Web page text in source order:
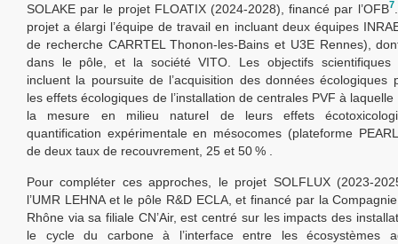
SOLAKE par le projet FLOATIX (2024-2028), financé par l’OFB7
projet a élargi l’équipe de travail en incluant deux équipes
de recherche CARRTEL Thonon-les-Bains et U3E Rennes),
dans le pôle, et la société VITO. Les objectifs scientifiques
incluent la poursuite de l’acquisition des données écologiques
les effets écologiques de l’installation de centrales PVF à
la mesure en milieu naturel de leurs effets
quantification expérimentale en mésocomes (plateforme PEARL
de deux taux de recouvrement, 25 et 50 % .
Pour compléter ces approches, le projet SOLFLUX (2023-
l’UMR LEHNA et le pôle R&D ECLA, et financé par la
Rhône via sa filiale CN’Air, est centré sur les impacts des
le cycle du carbone à l’interface entre les écosystèmes